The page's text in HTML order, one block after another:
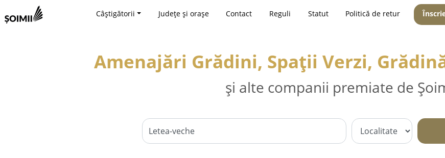
Câștigătorii Județe și orașe Contact Reguli Statut Politică de retur
Amenajări Grădini, Spații Verzi,
și alte companii premiate de